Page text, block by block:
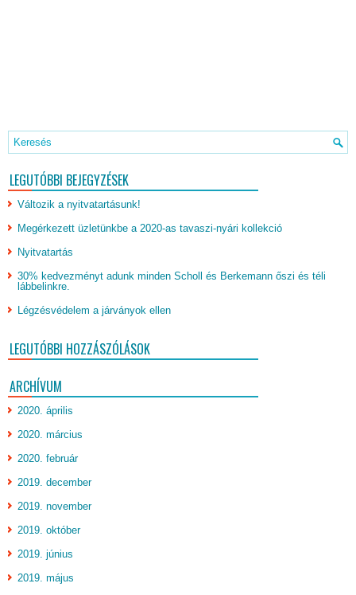
LEGUTÓBBI BEJEGYZÉSEK
Változik a nyitvatartásunk!
Megérkezett üzletünkbe a 2020-as tavaszi-nyári kollekció
Nyitvatartás
30% kedvezményt adunk minden Scholl és Berkemann őszi és téli
lábbelinkre.
Légzésvédelem a járványok ellen
LEGUTÓBBI HOZZÁSZÓLÁSOK
ARCHÍVUM
2020. április
2020. március
2020. február
2019. december
2019. november
2019. október
2019. június
2019. május